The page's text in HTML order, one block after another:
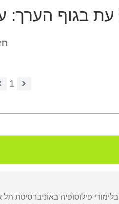
עת בגוף הערך:
1
פילוסופיה באוניברסיטת